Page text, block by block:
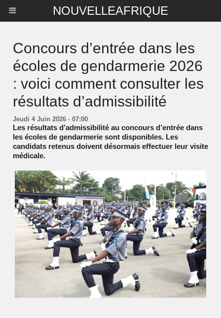
NOUVELLEAFRIQUE
Concours d’entrée dans les
écoles de gendarmerie 2026
: voici comment consulter les
résultats d’admissibilité
Jeudi 4 Juin 2026 - 07:00
Les résultats d’admissibilité au concours d’entrée dans
les écoles de gendarmerie sont disponibles. Les
candidats retenus doivent désormais effectuer leur visite
médicale.